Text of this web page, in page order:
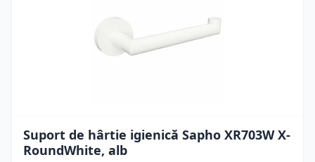
Suport de hârtie igienică Sapho XR703W X-
RoundWhite, alb